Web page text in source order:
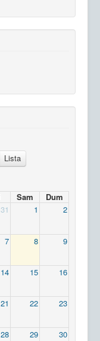
Lista
Sam
Dum
31 1 2
7 8 9
14 15 16
21 22 23
28 29 30